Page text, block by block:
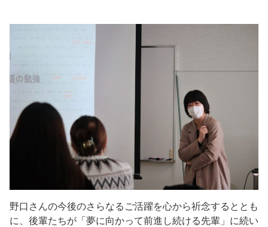
野口さんの今後のさらなるご活躍を心から祈念するととも
に、後輩たちが「夢に向かって前進し続ける先輩」に続い